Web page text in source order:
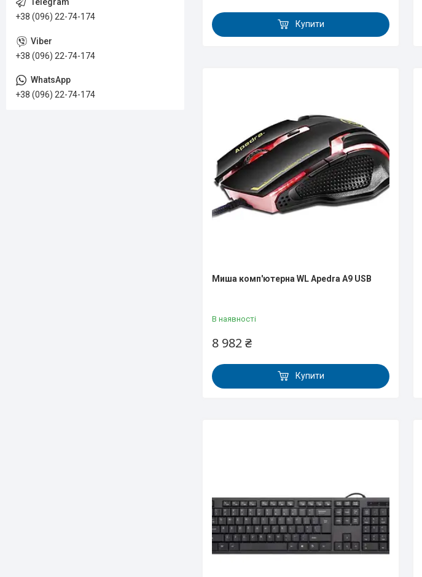
Купити
Миша комп'ютерна WL Apedra A9 USB
В наявності
8 982 ₴
Купити
+38 (096) 22-74-174
+38 (096) 22-74-174
+38 (096) 22-74-174